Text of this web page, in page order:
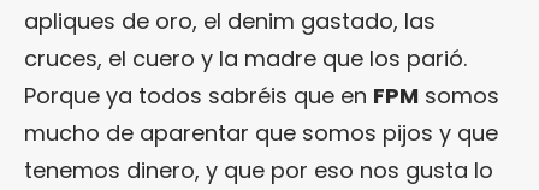
apliques de oro, el denim gastado, las
cruces, el cuero y la madre que los parió.
Porque ya todos sabréis que en FPM somos
mucho de aparentar que somos pijos y que
tenemos dinero, y que por eso nos gusta lo